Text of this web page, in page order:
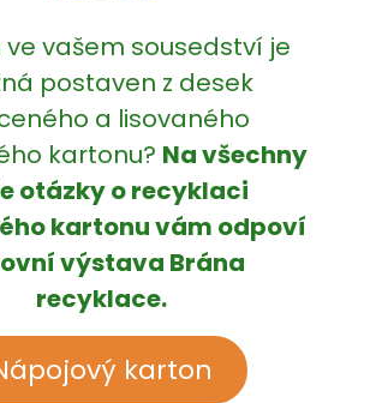
ve vašem sousedství je
postaven z desek
a lisovaného
kartonu? Na všechny
otázky o recyklaci
kartonu vám odpoví
výstava Brána
recyklace.
karton